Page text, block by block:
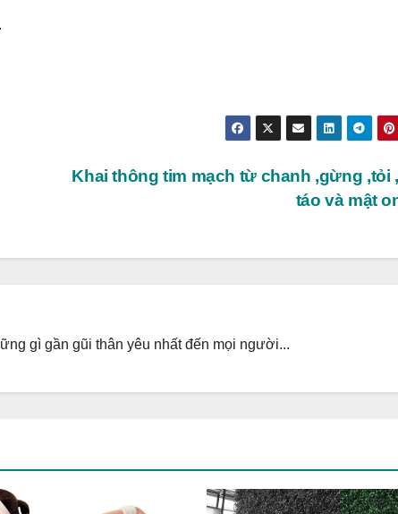
Khai thông tim mạch từ chanh ,gừng ,tỏi
táo và mật
gì gần gũi thân yêu nhất đến mọi người...